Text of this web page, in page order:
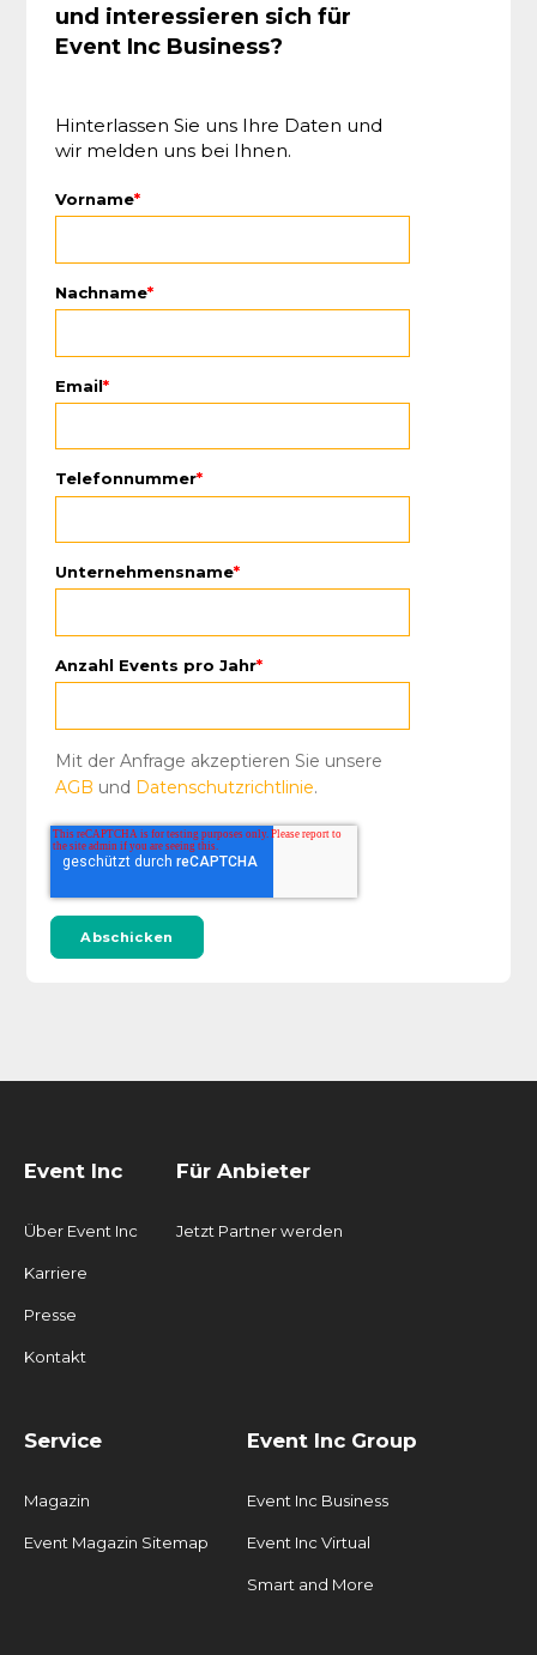
und interessieren sich für
Event Inc Business?
Hinterlassen Sie uns Ihre Daten und
wir melden uns bei Ihnen.
Vorname*
Nachname*
Email*
Telefonnummer*
Unternehmensname*
Anzahl Events pro Jahr*
Mit der Anfrage akzeptieren Sie unsere
AGB und Datenschutzrichtlinie.
Event Inc
Über Event Inc
Karriere
Presse
Kontakt
Für Anbieter
Jetzt Partner werden
Service
Magazin
Event Magazin Sitemap
Event Inc Group
Event Inc Business
Event Inc Virtual
Smart and More